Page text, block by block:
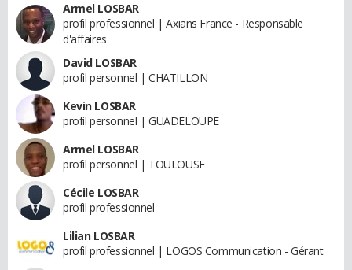
Armel LOSBAR
profil professionnel | Axians France - Responsable
d'affaires
David LOSBAR
profil personnel | CHATILLON
Kevin LOSBAR
profil personnel | GUADELOUPE
Armel LOSBAR
profil personnel | TOULOUSE
Cécile LOSBAR
profil professionnel
Lilian LOSBAR
profil professionnel | LOGOS Communication - Gérant